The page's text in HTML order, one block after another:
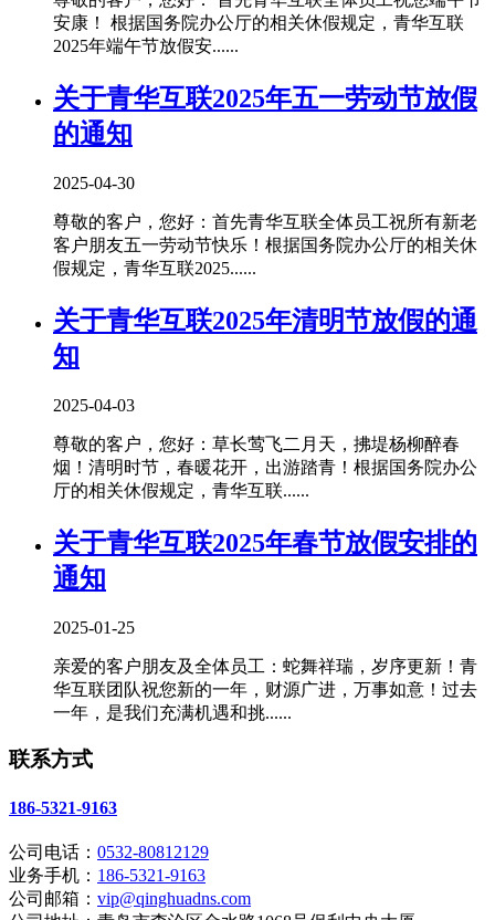
安康！ 根据国务院办公厅的相关休假规定，青华互联
2025年端午节放假安......
关于青华互联2025年五一劳动节放假
的通知
2025-04-30
尊敬的客户，您好：首先青华互联全体员工祝所有新老
客户朋友五一劳动节快乐！根据国务院办公厅的相关休
假规定，青华互联2025......
关于青华互联2025年清明节放假的通
知
2025-04-03
尊敬的客户，您好：草长莺飞二月天，拂堤杨柳醉春
烟！清明时节，春暖花开，出游踏青！根据国务院办公
厅的相关休假规定，青华互联......
关于青华互联2025年春节放假安排的
通知
2025-01-25
亲爱的客户朋友及全体员工：蛇舞祥瑞，岁序更新！青
华互联团队祝您新的一年，财源广进，万事如意！过去
一年，是我们充满机遇和挑......
联系方式
186-5321-9163
公司电话： 0532-80812129
业务手机： 186-5321-9163
公司邮箱： vip@qinghuadns.com